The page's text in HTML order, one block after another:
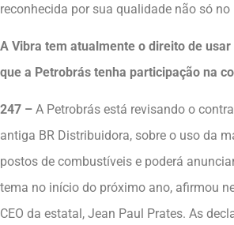
reconhecida por sua qualidade não só no
A Vibra tem atualmente o direito de usar
que a Petrobrás tenha participação na
247 – A Petrobrás está revisando o
antiga BR Distribuidora, sobre o uso da
postos de combustíveis e poderá
tema no início do próximo ano, afirmou
CEO da estatal, Jean Paul Prates. As